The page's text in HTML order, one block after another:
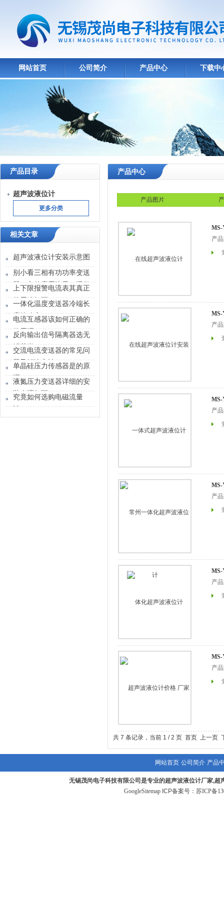
网站首页 公司简介 产品中心 下载中
产品目录
超声波液位计
更多分类
相关文章
超声波液位计安装示意图
别小看三相有功功率变送
器！它的应用边界，远超
你想象
上下限报警电流表其真正
的用途如下
一体化温度变送器冷端长
度的确定
电流互感器该如何正确的
使用呢？
反向输出信号隔离器选无
锡茂尚
交流电流变送器的常见问
题及解决方法
单晶硅压力传感器是的原
理
液氮压力变送器详细的安
装步骤如下
究竟如何选购电磁流量
计？
产品中心
产品图片
MS-
产
MS-
产
MS-
产
MS-
产
MS-
产
MS-
产
共 7 条记录，当前 1 / 2 页 首页 上一页
网站首页 公司简介 产品
无锡茂尚电子科技有限公司是专业的超声波液位计厂家,
GoogleSitemapICP备案号： 苏ICP备